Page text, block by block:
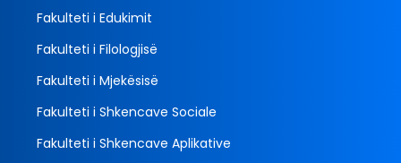
Fakulteti i Edukimit
Fakulteti i Filologjisë
Fakulteti i Mjekësisë
Fakulteti i Shkencave Sociale
Fakulteti i Shkencave Aplikative